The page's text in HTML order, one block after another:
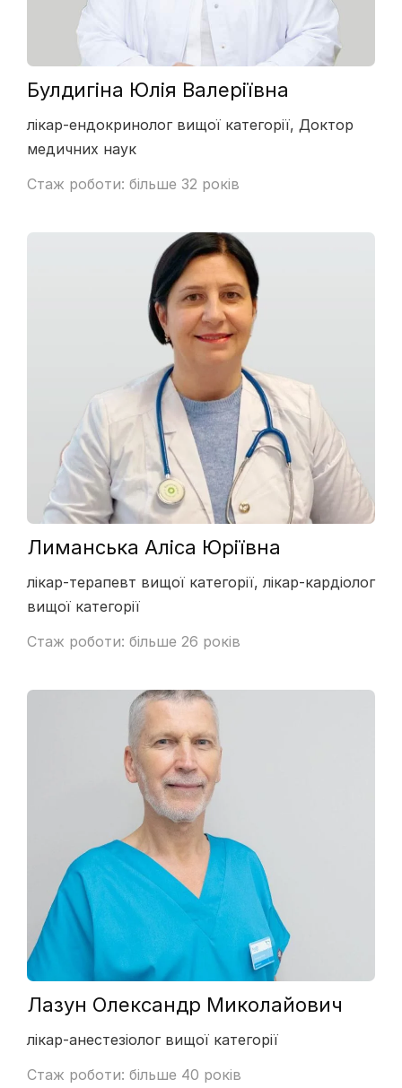
Булдигіна Юлія Валеріївна
лікар-ендокринолог вищої категорії, Доктор
медичних наук
Стаж роботи: більше 32 років
Лиманська Аліса Юріївна
лікар-терапевт вищої категорії, лікар-кардіолог
вищої категорії
Стаж роботи: більше 26 років
Лазун Олександр Миколайович
лікар-анестезіолог вищої категорії
Стаж роботи: більше 40 років